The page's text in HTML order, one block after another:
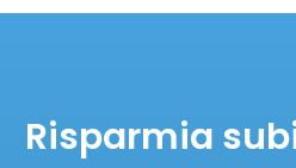
Risparmia